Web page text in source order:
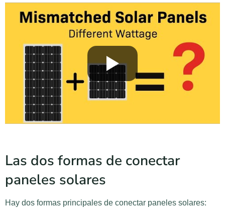
Las dos formas de conectar
paneles solares
Hay dos formas principales de conectar paneles solares: